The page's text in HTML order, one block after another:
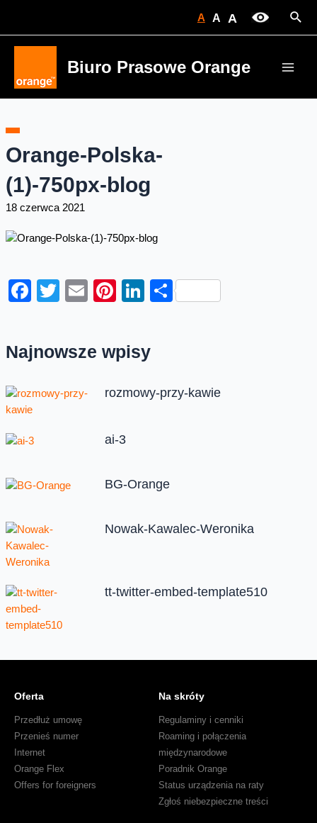
A A A
Biuro Prasowe Orange
Orange-Polska-
(1)-750px-blog
18 czerwca 2021
Facebook
Twitter
EmailPinterest
LinkedIn
Share
Najnowsze wpisy
rozmowy-przy-kawie
ai-3
BG-Orange
Nowak-Kawalec-Weronika
tt-twitter-embed-template510
Oferta
Przedłuż umowę
Przenieś numer
Internet
Orange Flex
Offers for foreigners
Na skróty
Regulaminy i cenniki
Roaming i połączenia
międzynarodowe
Poradnik Orange
Status urządzenia na raty
Zgłoś niebezpieczne treści